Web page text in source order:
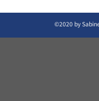
©2020 by